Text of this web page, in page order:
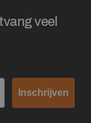
veel
Inschrijven